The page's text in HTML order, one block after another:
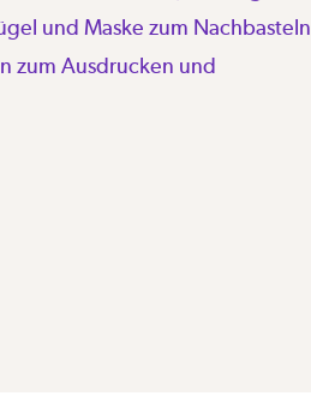
und Maske zum Nachbasteln,
zum Ausdrucken und